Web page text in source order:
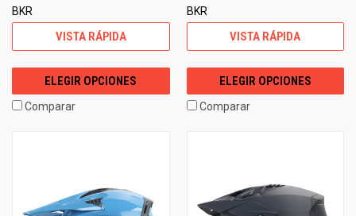
BKR
VISTA RÁPIDA
ELEGIR OPCIONES
Comparar
BKR
VISTA RÁPIDA
ELEGIR OPCIONES
Comparar